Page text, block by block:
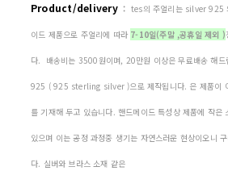
Product/delivery: tes의 주얼리는 silver 925
이드 제품으로 주얼리에 따라 7-10일(주말 ,공휴일 제외 )
다. 배송비는 3500원이며, 20만원 이상은 무료배송 해
925 ( 925 sterling silver )으로 제작됩니다. 은 제품이
를 기재해 두고 있습니다. 핸드메이드 특성상 제품에 작은
있으며 이는 공정 과정중 생기는 자연스러운 현상이오니
다. 실버와 브라스 소재 같은